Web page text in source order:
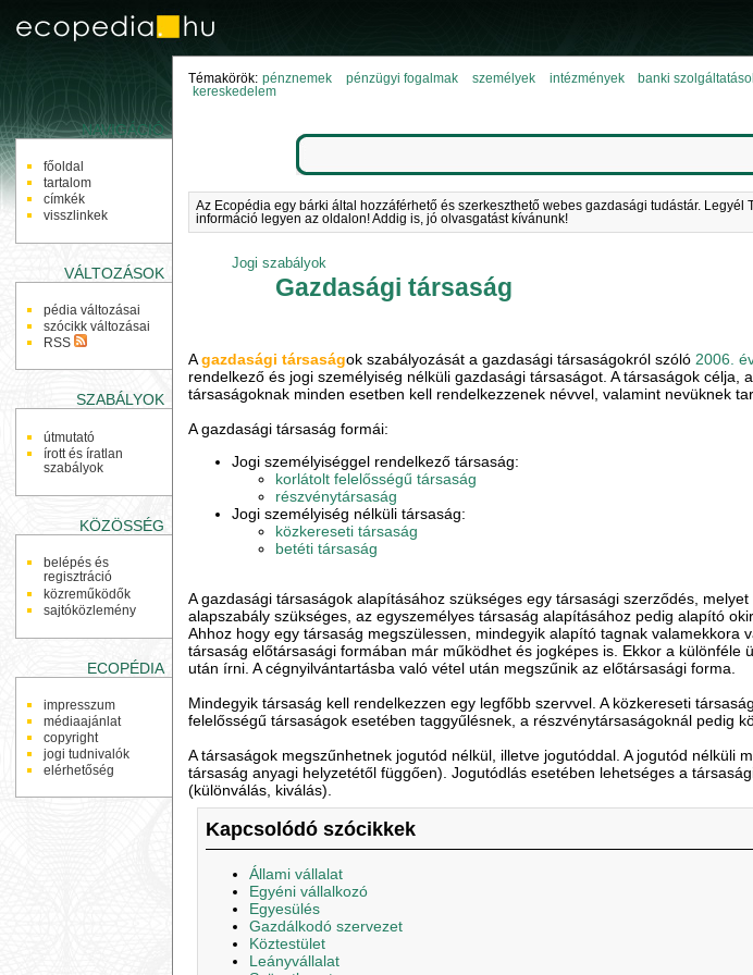
NAVIGÁCIÓ
főoldal
tartalom
címkék
visszlinkek
VÁLTOZÁSOK
pédia változásai
szócikk változásai
RSS
SZABÁLYOK
útmutató
írott és íratlan
szabályok
KÖZÖSSÉG
belépés és
regisztráció
közreműködők
sajtóközlemény
ECOPÉDIA
impresszum
médiaajánlat
copyright
jogi tudnivalók
elérhetőség
Témakörök: pénznemek pénzügyi fogalmak személyek intézmények banki
kereskedelem
Az Ecopédia egy bárki által hozzáférhető és szerkeszthető webes gazdasági tudástár.
információ legyen az oldalon! Addig is, jó olvasgatást kívánunk!
Jogi szabályok
Gazdasági társaság
Agazdasági társaságok szabályozását a gazdasági társaságokról szóló 2006.
rendelkező és jogi személyiség nélküli gazdasági társaságot. A társaságok
társaságoknak minden esetben kell rendelkezzenek névvel, valamint nevüknek
A gazdasági társaság formái:
Jogi személyiséggel rendelkező társaság:
korlátolt felelősségű társaság
részvénytársaság
Jogi személyiség nélküli társaság:
közkereseti társaság
betéti társaság
A gazdasági társaságok alapításához szükséges egy társasági szerződés,
alapszabály szükséges, az egyszemélyes társaság alapításához pedig alapító
Ahhoz hogy egy társaság megszülessen, mindegyik alapító tagnak
társaság előtársasági formában már működhet és jogképes is. Ekkor a
után írni. A cégnyilvántartásba való vétel után megszűnik az előtársasági forma.
Mindegyik társaság kell rendelkezzen egy legfőbb szervvel. A közkereseti
felelősségű társaságok esetében taggyűlésnek, a részvénytársaságoknál pedig
A társaságok megszűnhetnek jogutód nélkül, illetve jogutóddal. A jogutód nélküli
társaság anyagi helyzetétől függően). Jogutódlás esetében lehetséges a
(különválás, kiválás).
Kapcsolódó szócikkek
Állami vállalat
Egyéni vállalkozó
Egyesülés
Gazdálkodó szervezet
Köztestület
Leányvállalat